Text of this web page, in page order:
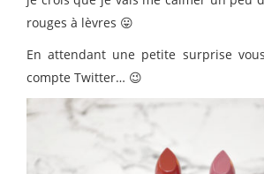
rouges à lèvres 😛
En attendant une petite surprise
compte Twitter… 😉